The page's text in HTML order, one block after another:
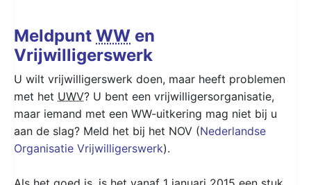
Meldpunt WW en
Vrijwilligerswerk
U wilt vrijwilligerswerk doen, maar heeft problemen
met het UWV? U bent een vrijwilligersorganisatie,
maar iemand met een WW-uitkering mag niet bij u
aan de slag? Meld het bij het NOV (Nederlandse
Organisatie Vrijwilligerswerk).